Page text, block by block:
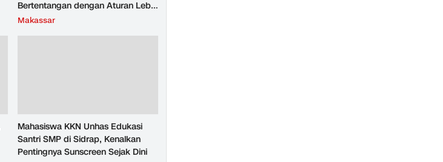
Bertentangan dengan Aturan Lebih
Tinggi
Makassar
Mahasiswa KKN Unhas Edukasi
Santri SMP di Sidrap, Kenalkan
Pentingnya Sunscreen Sejak Dini